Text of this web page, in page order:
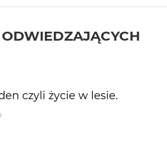
czyli życie w lesie.